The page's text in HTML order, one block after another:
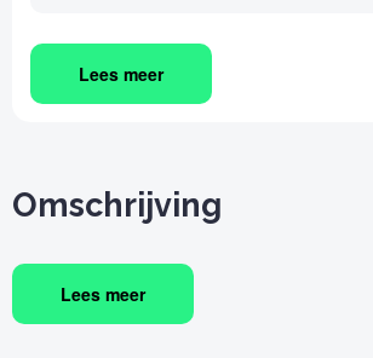
Lees meer
Omschrijving
Lees meer